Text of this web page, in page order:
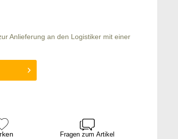
Anlieferung an den Logistiker mit einer
Fragen zum Artikel